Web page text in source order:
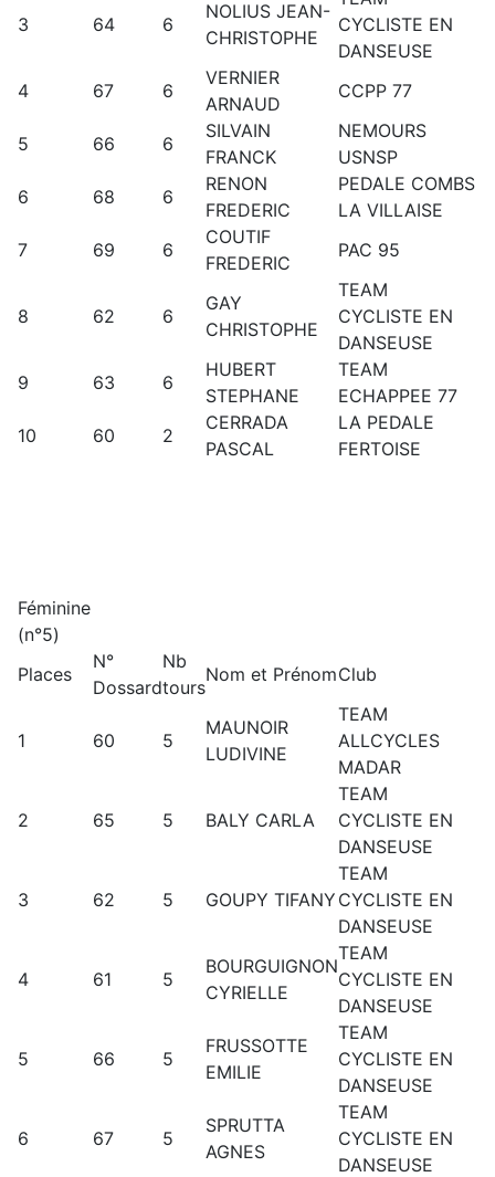
3 64 6
NOLIUS JEAN-
CHRISTOPHE
CYCLISTE EN
DANSEUSE
4
67 6
VERNIER
ARNAUD
CCPP 77
5 66 6
SILVAIN
FRANCK
NEMOURS
USNSP
6
68 6
RENON
FREDERIC
PEDALE COMBS
LA VILLAISE
7
69 6
COUTIF
FREDERIC
PAC 95
8 62 6
GAY
CHRISTOPHE
TEAM
CYCLISTE EN
DANSEUSE
9
63 6
HUBERT
STEPHANE
TEAM
ECHAPPEE 77
10
60 2
CERRADA
PASCAL
LA PEDALE
FERTOISE
Féminine
(n°5)
Places
N°
Dossard
Nb
tours
Nom et PrénomClub
1 60 5
MAUNOIR
LUDIVINE
TEAM
ALLCYCLES
MADAR
2 65 5 BALY CARLA
TEAM
CYCLISTE EN
DANSEUSE
3 62 5 GOUPY TIFANY
TEAM
CYCLISTE EN
DANSEUSE
4 61 5
BOURGUIGNON
CYRIELLE
TEAM
CYCLISTE EN
DANSEUSE
5 66 5
FRUSSOTTE
EMILIE
TEAM
CYCLISTE EN
DANSEUSE
6 67 5
SPRUTTA
AGNES
TEAM
CYCLISTE EN
DANSEUSE